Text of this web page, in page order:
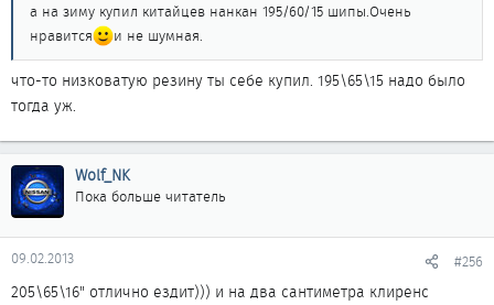
а на зиму купил китайцев нанкан 195/60/15 шипы.Очень
нравится
и не шумная.
что-то низковатую резину ты себе купил. 195\65\15 надо было
тогда уж.
Wolf_NK
Пока больше читатель
09.02.2013 #256
205\65\16" отлично ездит))) и на два сантиметра клиренс